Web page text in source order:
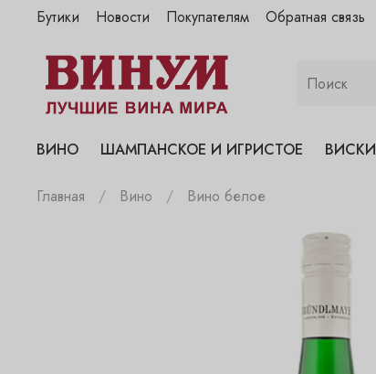
Бутики
"Винум" на Полянке
"Винум" на Гранатном
"Винум" на Сухаревском
"Винум" на Садовнической
Новости Покупателям Обратная связь
ВИНО ШАМПАНСКОЕ И ИГРИСТОЕ ВИСКИ
Главная Вино Вино белое